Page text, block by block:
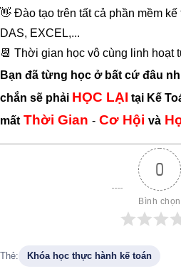
👋 Đào tạo trên tất cả phần mềm
DAS, EXCEL,...
📆 Thời gian học vô cùng linh hoạt
Bạn đã từng học ở bất cứ đâu
chắn sẽ phải HỌC LẠI tại Kế
mất Thời Gian - Cơ Hội và
0
Bình chọn
Thẻ: Khóa học thực hành kế toán